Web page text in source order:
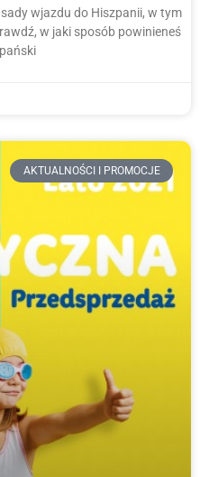
wjazdu do Hiszpanii, w tym
w jaki sposób powinieneś
AKTUALNOŚCI I PROMOCJE